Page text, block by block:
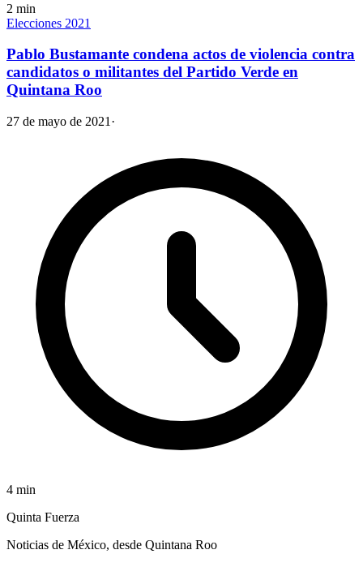
2 min
Elecciones 2021
Pablo Bustamante condena actos de violencia contra
candidatos o militantes del Partido Verde en
Quintana Roo
27 de mayo de 2021 ·
4 min
Quinta Fuerza
Noticias de México, desde Quintana Roo